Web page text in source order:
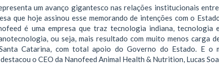
um avanço gigantesco nas relações institucionais
que hoje assinou esse memorando de intenções com o
é uma empresa que traz tecnologia indiana, tecnologia
ou seja, mais resultado com muito menos carga
Catarina, com total apoio do Governo do Estado. E o
destacou o CEO da Nanofeed Animal Health & Nutrition, Lucas